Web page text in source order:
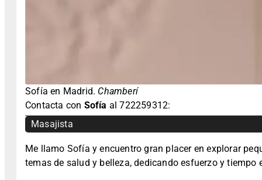
Sofía en Madrid. Chamberí
Contacta con Sofía al 722259312:
Masajista
Me llamo Sofía y encuentro gran placer en explorar
temas de salud y belleza, dedicando esfuerzo y tiempo